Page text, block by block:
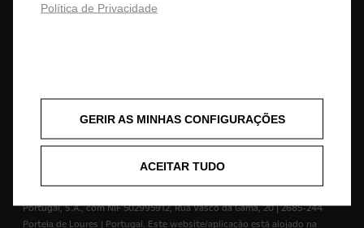
Portugal, S.A., com NIF 502995912, Rua Vasco da Gama, 20 | 2685-244
Portela de Loures | Portugal. Este website/aplicação está alojado na
Política de Privacidade
GERIR AS MINHAS CONFIGURAÇÕES
ACEITAR TUDO